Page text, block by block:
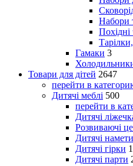
Набори
Гамаки 3
Товари для дітей 2647
перейти в
Дитячі меблі 500
перейти в
Дитячі
Розвиваючі
Дитячі намети
Дитячі гірки 1
Дитячі парти